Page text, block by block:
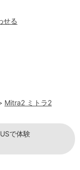
Mitra2 ミトラ2
せる
で体験